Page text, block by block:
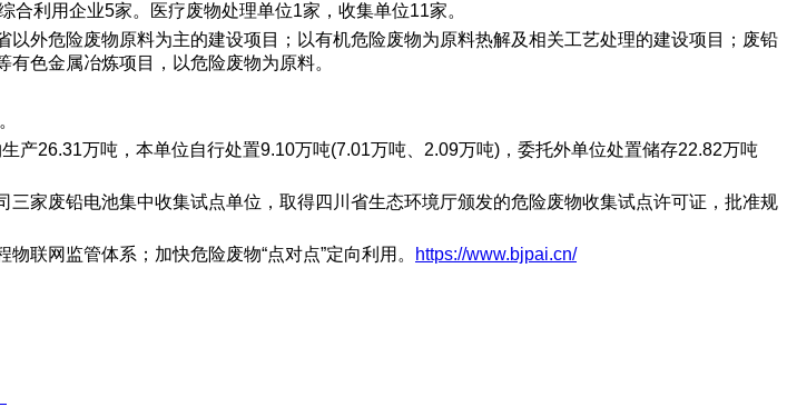
利用企业5家。医疗废物处理单位1家，收集单位11家。
外危险废物原料为主的建设项目；以有机危险废物为原料热解及相关工艺处理的建设项目；废铅
色金属冶炼项目，以危险废物为原料。
26.31万吨，本单位自行处置9.10万吨(7.01万吨、2.09万吨)，委托外单位处置储存22.82万吨
家废铅电池集中收集试点单位，取得四川省生态环境厅颁发的危险废物收集试点许可证，批准规
联网监管体系；加快危险废物“点对点”定向利用。
https://www.bjpai.cn/